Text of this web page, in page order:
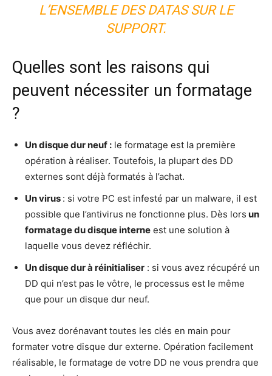
L’ENSEMBLE DES DATAS SUR LE
SUPPORT.
Quelles sont les raisons qui
peuvent nécessiter un formatage
?
Un disque dur neuf : le formatage est la première
opération à réaliser. Toutefois, la plupart des DD
externes sont déjà formatés à l’achat.
Un virus : si votre PC est infesté par un malware, il est
possible que l’antivirus ne fonctionne plus. Dès lors un
formatage du disque interne est une solution à
laquelle vous devez réfléchir.
Un disque dur à réinitialiser : si vous avez récupéré un
DD qui n’est pas le vôtre, le processus est le même
que pour un disque dur neuf.
Vous avez dorénavant toutes les clés en main pour
formater votre disque dur externe. Opération facilement
réalisable, le formatage de votre DD ne vous prendra que